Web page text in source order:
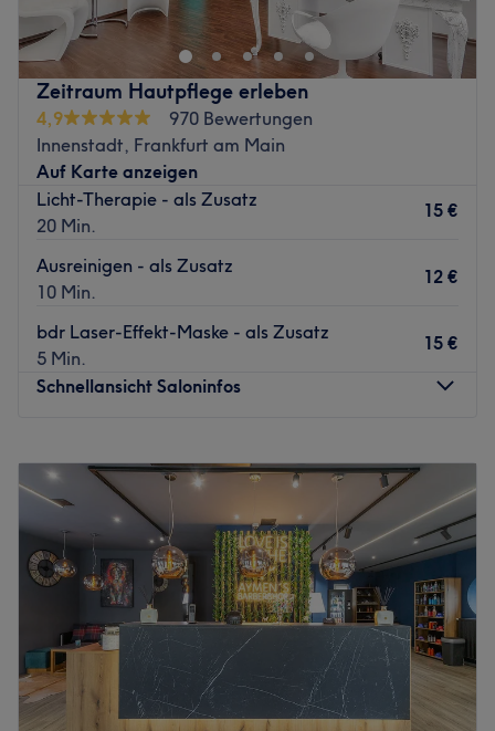
Zeitraum Hautpflege erleben
4,9
970 Bewertungen
Innenstadt, Frankfurt am Main
Auf Karte anzeigen
Licht-Therapie - als Zusatz
20 Min.
15 €
Ausreinigen - als Zusatz
10 Min.
12 €
bdr Laser-Effekt-Maske - als Zusatz
5 Min.
15 €
Schnellansicht Saloninfos
Dienstag
10:00–19:00
Mittwoch
10:00–19:00
Donnerstag
10:00
19:00
Freitag
10:00
19:00
Samstag
10:00
16:00
Sonntag
Geschlossen
Ob Pflege oder im Kampf gegen Zeichen der Zeit – im
Kosmetikstudio Zeitraum Hautpflege erleben in Frankfurt
am Main ist man an der richtigen Adresse. Wieso? Das